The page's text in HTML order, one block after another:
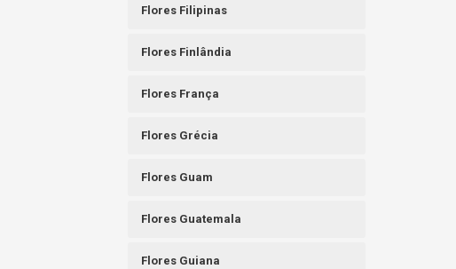
Flores Filipinas
Flores Finlândia
Flores França
Flores Grécia
Flores Guam
Flores Guatemala
Flores Guiana